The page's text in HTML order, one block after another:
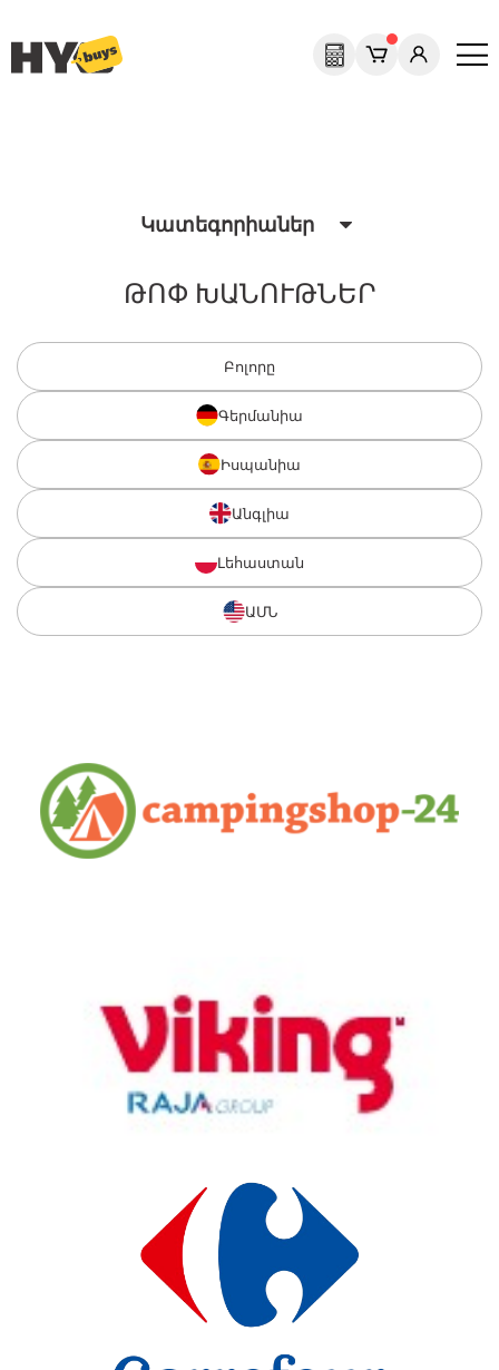
Կատեգորիաներ
ԹՈՓ ԽԱՆՈՒԹՆԵՐ
Բոլորը
Գերմանիա
Իսպանիա
Անգլիա
Լեհաստան
ԱՄՆ